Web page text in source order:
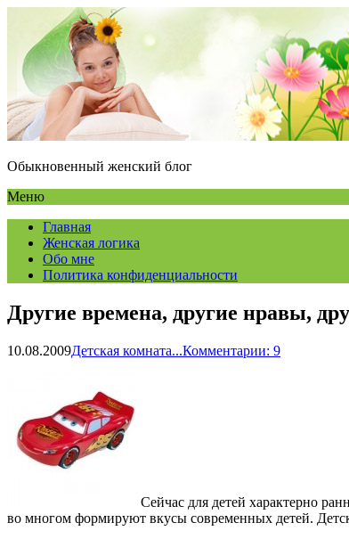
Обыкновенный женский блог
Меню
Главная
Женская логика
Обо мне
Политика конфиденциальности
Другие времена, другие нравы,
10.08.2009Детская комната...Комментарии: 9
Сейчас для детей характерно
во многом формируют вкусы современных детей.